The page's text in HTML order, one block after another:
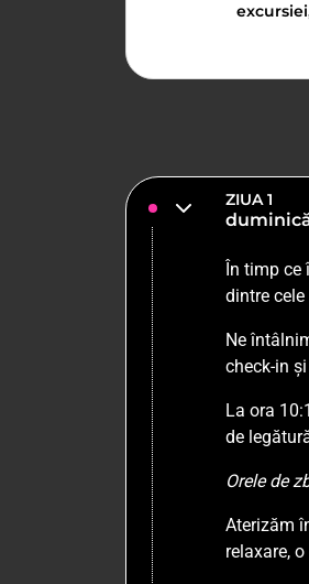
ZIUA 1
În timp
dintre
Ne
check-in
La ora
de
Orele de
Aterizăm
relaxare,